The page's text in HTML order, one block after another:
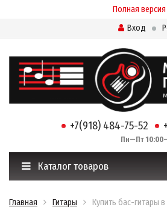
Полная версия
Вход
+7(918) 484-75-52
Пн—Пт
Каталог товаров
Главная Гитары Купить бас-гитары